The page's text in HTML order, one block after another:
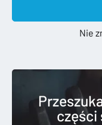
Nie
części